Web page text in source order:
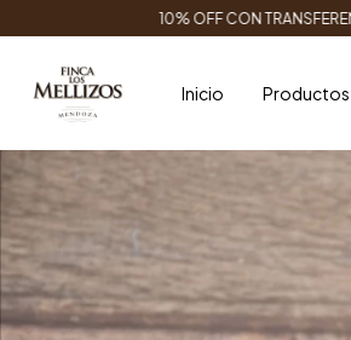
10% OFF CON TRANSFERENCIA BANCARIA
Inicio Productos